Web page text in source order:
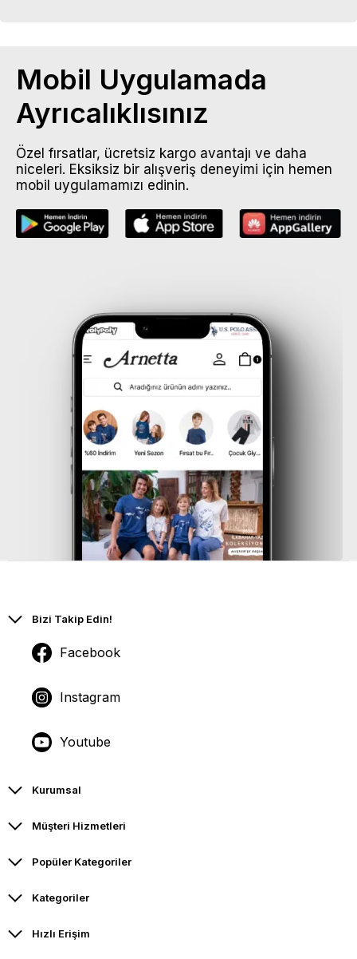
Mobil Uygulamada
Ayrıcalıklısınız
Özel fırsatlar, ücretsiz kargo avantajı ve daha
niceleri. Eksiksiz bir alışveriş deneyimi için hemen
mobil uygulamamızı edinin.
Bizi Takip Edin!
Facebook
Instagram
Youtube
Kurumsal
Müşteri Hizmetleri
Popüler Kategoriler
Kategoriler
Hızlı Erişim